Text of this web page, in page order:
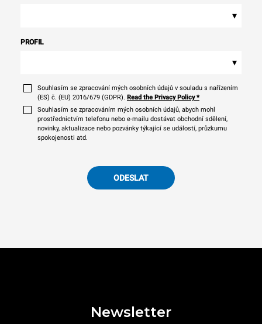
▾
PROFIL
▾
Souhlasím se zpracování mých osobních údajů v souladu s nařízením
(ES) č. (EU) 2016/679 (GDPR). Read the Privacy Policy*
Souhlasím se zpracováním mých osobních údajů, abych mohl
prostřednictvím telefonu nebo e-mailu dostávat obchodní sdělení,
novinky, aktualizace nebo pozvánky týkající se událostí, průzkumu
spokojenosti atd.
ODESLAT
Newsletter